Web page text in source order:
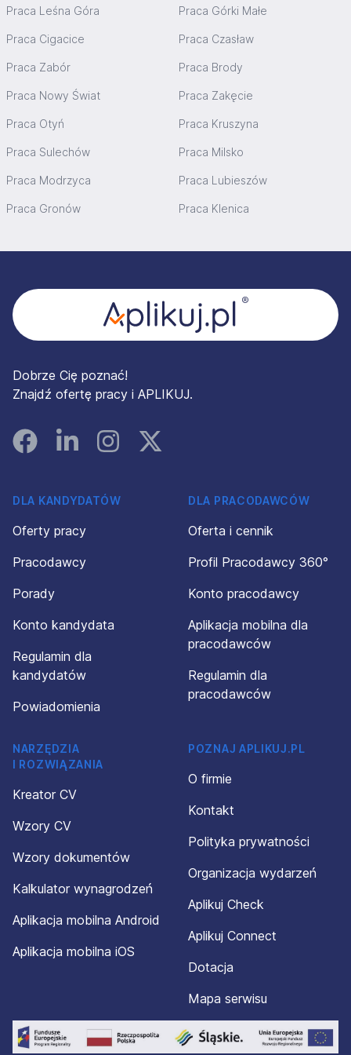
równi z aspektami ekonomicznymi stawiamy atmosferę
Jeśli nasza oferta wydała Ci się ciekawa, zapraszamy do
Wioletta
tel. 530946341
Aplikuj
Praca Leśna Góra Praca Górki Małe
Praca Cigacice Praca Czasław
Praca Zabór Praca Brody
Praca Nowy Świat Praca Zakęcie
Praca Otyń Praca Kruszyna
Praca Sulechów Praca Milsko
Praca Modrzyca Praca Lubieszów
Praca Gronów Praca Klenica
Dobrze Cię poznać!
Znajdź ofertę pracy i APLIKUJ.
FacebookLinked InInstagramInstagram
DLA KANDYDATÓW
Oferty pracy
Pracodawcy
Porady
Konto kandydata
Regulamin dla
kandydatów
Powiadomienia
DLA PRACODAWCÓW
Oferta i cennik
Profil Pracodawcy 360°
Konto pracodawcy
Aplikacja mobilna dla
pracodawców
Regulamin dla
pracodawców
NARZĘDZIA
I ROZWIĄZANIA
Kreator CV
Wzory CV
Wzory dokumentów
Kalkulator wynagrodzeń
Aplikacja mobilna Android
Aplikacja mobilna iOS
POZNAJ APLIKUJ.PL
O firmie
Kontakt
Polityka prywatności
Organizacja wydarzeń
Aplikuj Check
Aplikuj Connect
Dotacja
Mapa serwisu